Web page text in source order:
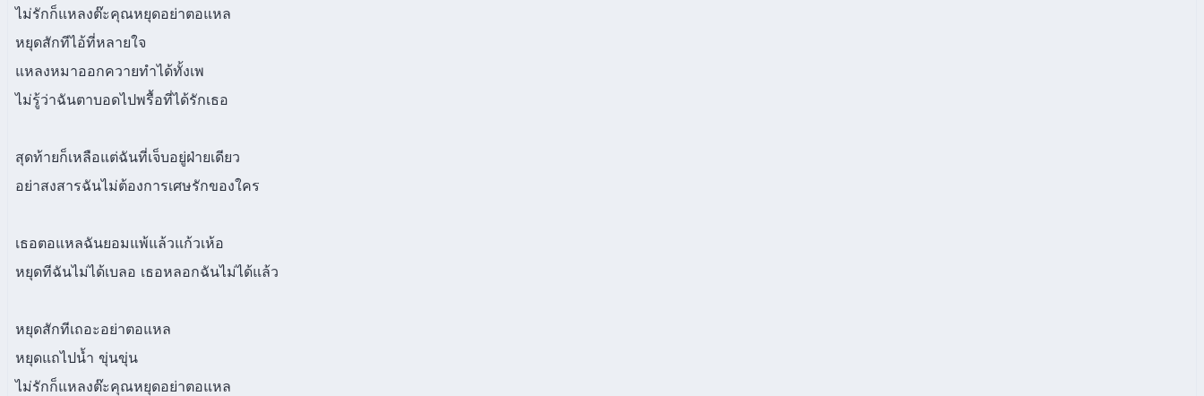
ไม่รักก็แหลงต๊ะคุณหยุดอย่าตอแหล
หยุดสักทีไอ้ที่หลายใจ
แหลงหมาออกควายทำได้ทั้งเพ
ไม่รู้ว่าฉันตาบอดไปพรื้อที่ได้รักเธอ
สุดท้ายก็เหลือแต่ฉันที่เจ็บอยู่ฝ่ายเดียว
อย่าสงสารฉันไม่ต้องการเศษรักของใคร
เธอตอแหลฉันยอมแพ้แล้วแก้วเห้อ
หยุดทีฉันไม่ได้เบลอ เธอหลอกฉันไม่ได้แล้ว
หยุดสักทีเถอะอย่าตอแหล
หยุดแถไปน้ำ ขุ่นขุ่น
ไม่รักก็แหลงต๊ะคุณหยุดอย่าตอแหล